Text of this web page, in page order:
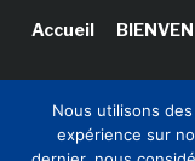
Accueil
Nous utilisons
expérience sur